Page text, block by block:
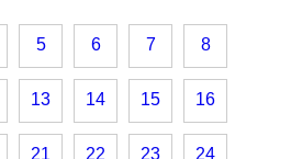
5 6 7 8
13 14 15 16
21 22 23 24